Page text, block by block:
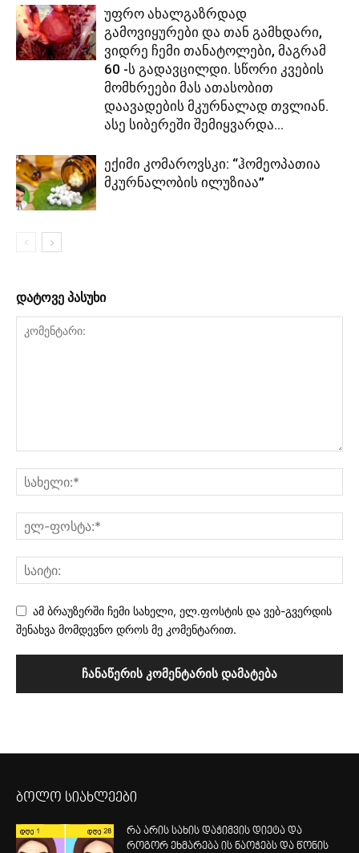
უფრო ახალგაზრდად
გამოვიყურები და თან გამხდარი,
ვიდრე ჩემი თანატოლები, მაგრამ
60 -ს გადავცილდი. სწორი კვების
მომხრეები მას ათასობით
დაავადების მკურნალად თვლიან.
ასე სიბერეში შემიყვარდა...
ექიმი კომაროვსკი: “ჰომეოპათია
მკურნალობის ილუზიაა”
დატოვე პასუხი
ამ ბრაუზერში ჩემი სახელი, ელ.ფოსტის და ვებ-გვერდის
შენახვა მომდევნო დროს მე კომენტარით.
ბოლო სიახლეები
რა არის სახის დაჭიმვის დიეტა და
როგორ ეხმარება ის ნაოჭებს და წონის